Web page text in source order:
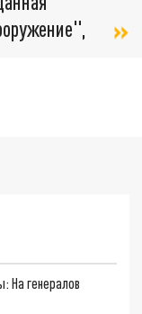
На генералов